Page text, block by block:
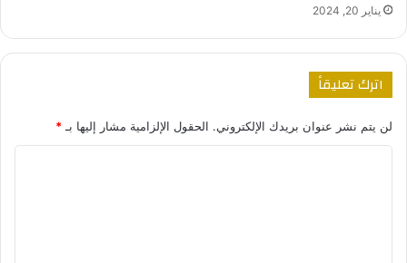
يناير 20, 2024
اترك تعليقاً
لن يتم نشر عنوان بريدك الإلكتروني. الحقول الإلزامية مشار إليها بـ*